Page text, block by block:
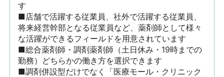
す
■店舗で活躍する従業員、社外で活躍する従業員、
将来経営幹部となる従業員など、薬剤師として様々
な活躍ができるフィールドを用意されています
■総合薬剤師・調剤薬剤師（土日休み・19時までの
勤務）どちらかの働き方を選択できます
■調剤併設型だけでなく「医療モール・クリニック